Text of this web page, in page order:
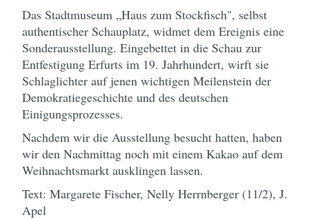
Das Stadtmuseum „Haus zum Stockfisch", selbst
authentischer Schauplatz, widmet dem Ereignis eine
Sonderausstellung. Eingebettet in die Schau zur
Entfestigung Erfurts im 19. Jahrhundert, wirft sie
Schlaglichter auf jenen wichtigen Meilenstein der
Demokratiegeschichte und des deutschen
Einigungsprozesses.
Nachdem wir die Ausstellung besucht hatten, haben
wir den Nachmittag noch mit einem Kakao auf dem
Weihnachtsmarkt ausklingen lassen.
Text: Margarete Fischer, Nelly Herrnberger (11/2), J.
Apel